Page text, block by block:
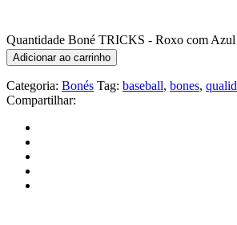
Quantidade Boné TRICKS - Roxo com Azul
Adicionar ao carrinho
Categoria: Bonés Tag: baseball, bones,
Compartilhar: